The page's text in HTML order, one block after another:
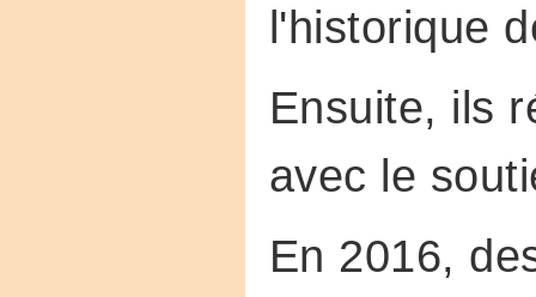
l'historique
Ensuite, ils
avec le
En 2016,